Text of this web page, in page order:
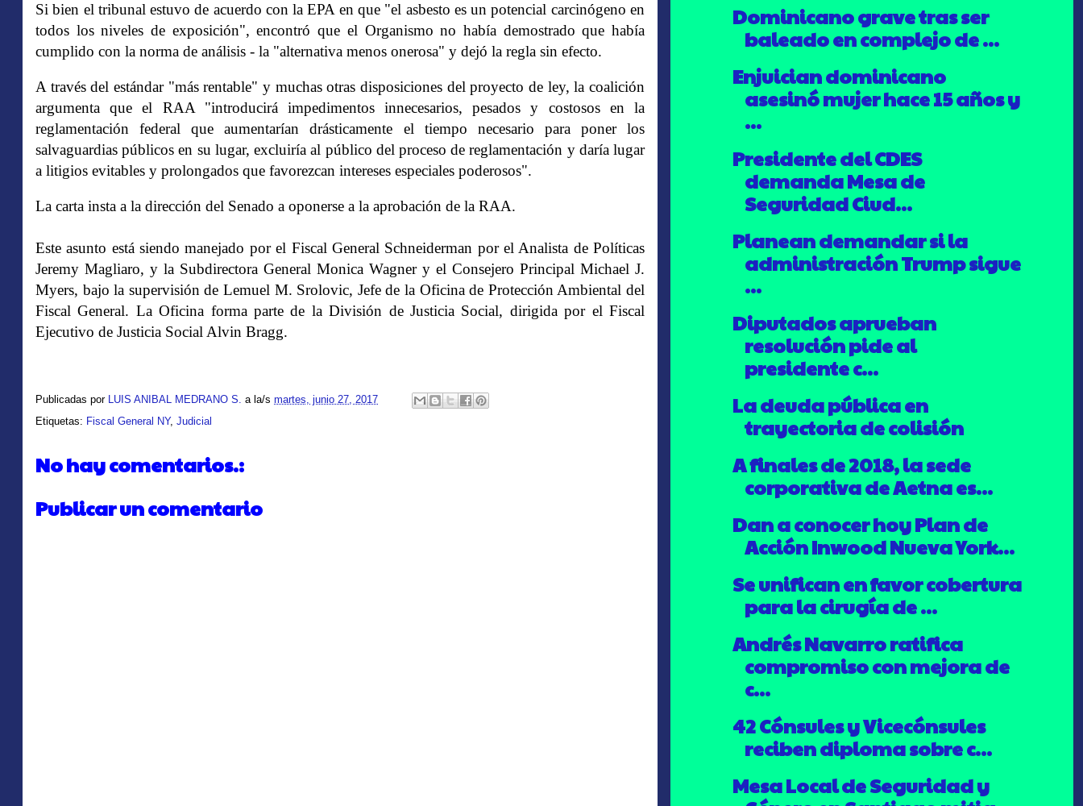
Si bien el tribunal estuvo de acuerdo con la EPA en que "el asbesto es un potencial carcinógeno en
todos los niveles de exposición", encontró que el Organismo no había demostrado que había
cumplido con la norma de análisis - la "alternativa menos onerosa" y dejó la regla sin efecto.
A través del estándar "más rentable" y muchas otras disposiciones del proyecto de ley, la coalición
argumenta que el RAA "introducirá impedimentos innecesarios, pesados y costosos en la
reglamentación federal que aumentarían drásticamente el tiempo necesario para poner los
salvaguardias públicos en su lugar, excluiría al público del proceso de reglamentación y daría lugar
a litigios evitables y prolongados que favorezcan intereses especiales poderosos".
La carta insta a la dirección del Senado a oponerse a la aprobación de la RAA.
Este asunto está siendo manejado por el Fiscal General Schneiderman por el Analista de Políticas
Jeremy Magliaro, y la Subdirectora General Monica Wagner y el Consejero Principal Michael J.
Myers, bajo la supervisión de Lemuel M. Srolovic, Jefe de la Oficina de Protección Ambiental del
Fiscal General. La Oficina forma parte de la División de Justicia Social, dirigida por el Fiscal
Ejecutivo de Justicia Social Alvin Bragg.
Publicadas por LUIS ANIBAL MEDRANO S. a la/s martes, junio 27, 2017
Etiquetas: Fiscal General NY, Judicial
No hay comentarios.:
Publicar un comentario
Dominicano grave tras ser
baleado en complejo de ...
Enjuician dominicano
asesinó mujer hace 15 años y
...
Presidente del CDES
demanda Mesa de
Seguridad Ciud...
Planean demandar si la
administración Trump sigue
...
Diputados aprueban
resolución pide al
presidente c...
La deuda pública en
trayectoria de colisión
A finales de 2018, la sede
corporativa de Aetna es...
Dan a conocer hoy Plan de
Acción Inwood Nueva York...
Se unifican en favor cobertura
para la cirugía de ...
Andrés Navarro ratifica
compromiso con mejora de
c...
42 Cónsules y Vicecónsules
reciben diploma sobre c...
Mesa Local de Seguridad y